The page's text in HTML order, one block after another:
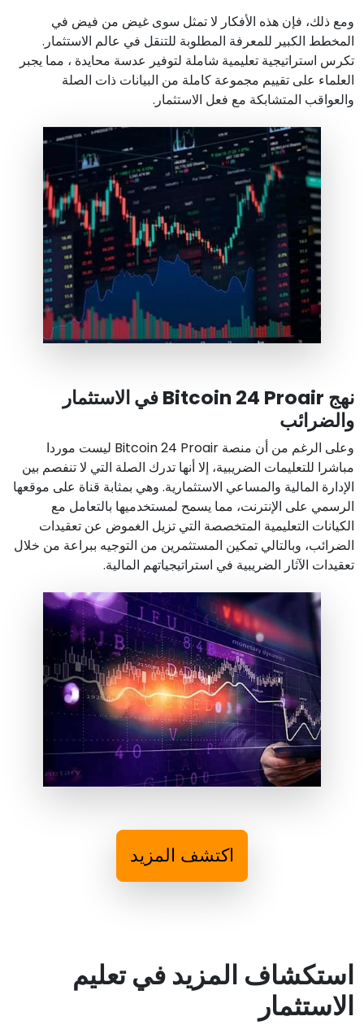
ومع ذلك، فإن هذه الأفكار لا تمثل سوى غيض من فيض في
المخطط الكبير للمعرفة المطلوبة للتنقل في عالم الاستثمار.
تكرس استراتيجية تعليمية شاملة لتوفير عدسة محايدة ، مما يجبر
العلماء على تقييم مجموعة كاملة من البيانات ذات الصلة
والعواقب المتشابكة مع فعل الاستثمار.
نهج Bitcoin 24 Proair في الاستثمار
والضرائب
وعلى الرغم من أن منصة Bitcoin 24 Proair ليست موردا
مباشرا للتعليمات الضريبية، إلا أنها تدرك الصلة التي لا تنفصم بين
الإدارة المالية والمساعي الاستثمارية. وهي بمثابة قناة على موقعها
الرسمي على الإنترنت، مما يسمح لمستخدميها بالتعامل مع
الكيانات التعليمية المتخصصة التي تزيل الغموض عن تعقيدات
الضرائب، وبالتالي تمكين المستثمرين من التوجيه ببراعة من خلال
تعقيدات الآثار الضريبية في استراتيجياتهم المالية.
اكتشف المزيد
استكشاف المزيد في تعليم
الاستثمار